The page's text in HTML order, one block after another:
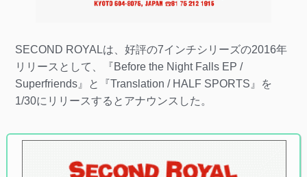
SECOND ROYALは、好評の7インチシリーズの2016年
リリースとして、『Before the Night Falls EP /
Superfriends』と『Translation / HALF SPORTS』を
1/30にリリースするとアナウンスした。